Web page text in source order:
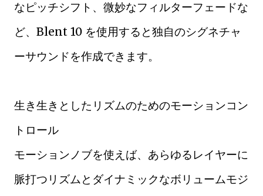
なピッチシフト、微妙なフィルターフェードな
ど、Blent 10 を使用すると独自のシグネチャ
ーサウンドを作成できます。
生き生きとしたリズムのためのモーションコン
トロール
モーションノブを使えば、あらゆるレイヤーに
脈打つリズムとダイナミックなボリュームモジ